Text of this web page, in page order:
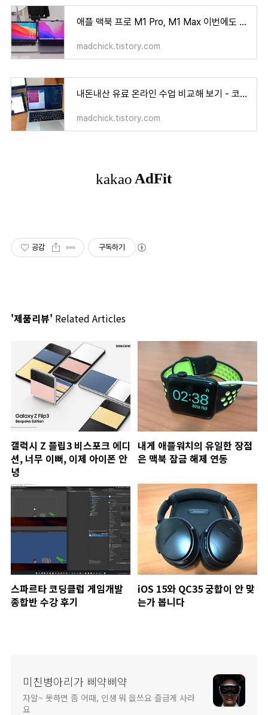
애플 맥북 프로 M1 Pro, M1 Max 이번에도 성능은 미쳤습니다
madchick.tistory.com
내돈내산 유료 온라인 수업 비교해 보기 - 코딩, 취미, 취업, 업무 비대면 교육
madchick.tistory.com
공감 구독하기
'제품리뷰' Related Articles
갤럭시 Z 플립3 비스포크 에디
션, 너무 이뻐, 이제 아이폰 안
녕
내게 애플워치의 유일한 장점
은 맥북 잠금 해제 연동
스파르타 코딩클럽 게임개발
종합반 수강 후기
iOS 15와 QC35 궁합이 안 맞
는가 봅니다
미친병아리가 삐약삐약
자알~ 못하면 좀 어때, 인생 뭐 읎쓰요 즐급게 사라
요